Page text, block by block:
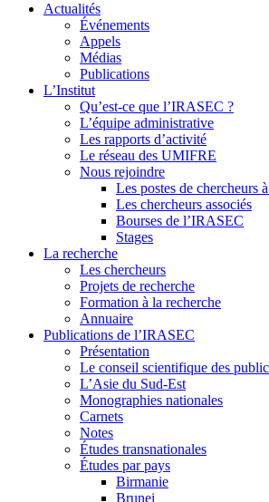
Actualités
Événements
Appels
Médias
Publications
L’Institut
Qu’est-ce que l’IRASEC ?
L’équipe administrative
Les rapports d’activité
Le réseau des UMIFRE
Nous rejoindre
Les postes de chercheurs
Les chercheurs associés
Bourses de l’IRASEC
Stages
La recherche
Les chercheurs
Projets de recherche
Formation à la recherche
Annuaire
Publications de l’IRASEC
Présentation
Le conseil scientifique des
L’Asie du Sud-Est
Monographies nationales
Carnets
Notes
Études transnationales
Études par pays
Birmanie
Brunei